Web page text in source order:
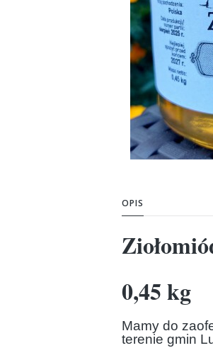
OPIS
0,45 kg
Mamy do
terenie gmin